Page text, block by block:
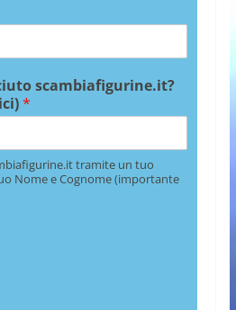
scambiafigurine.it?
*
tramite un tuo
Nome e Cognome (importante